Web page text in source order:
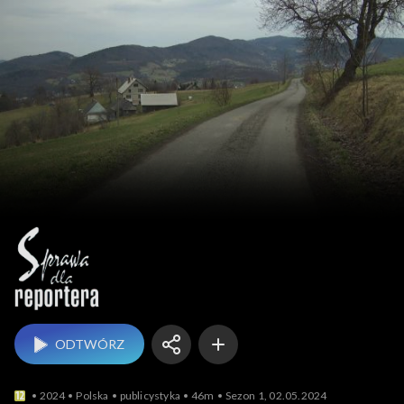
Sprawa dla reportera
ODTWÓRZ
2024 Polska publicystyka 46m Sezon 1, 02.05.2024